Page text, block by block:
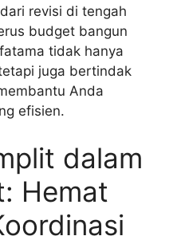
revisi di tengah
budget bangun
tidak hanya
juga bertindak
Anda
efisien.
dalam
Hemat